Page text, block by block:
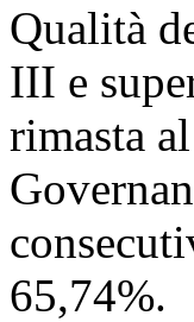
Qualità
III e
rimasta
65,74%.